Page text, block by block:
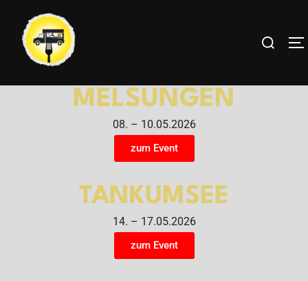
MELSUNGEN
08. – 10.05.2026
zum Event
TANKUMSEE
14. – 17.05.2026
zum Event